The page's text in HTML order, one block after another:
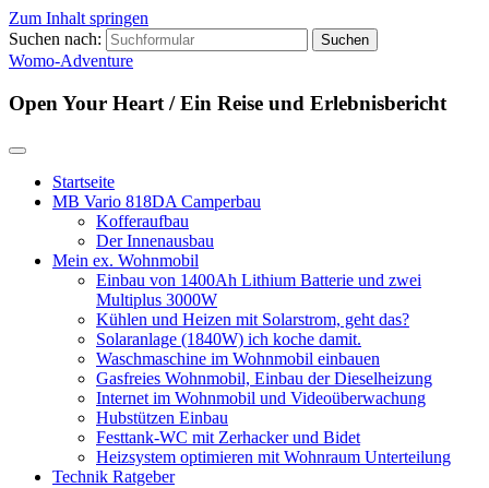
Zum Inhalt springen
Suchen nach:
Womo-Adventure
Open Your Heart / Ein Reise und Erlebnisbericht
Startseite
MB Vario 818DA Camperbau
Kofferaufbau
Der Innenausbau
Mein ex. Wohnmobil
Einbau von 1400Ah Lithium Batterie und zwei
Multiplus 3000W
Kühlen und Heizen mit Solarstrom, geht das?
Solaranlage (1840W) ich koche damit.
Waschmaschine im Wohnmobil einbauen
Gasfreies Wohnmobil, Einbau der Dieselheizung
Internet im Wohnmobil und Videoüberwachung
Hubstützen Einbau
Festtank-WC mit Zerhacker und Bidet
Heizsystem optimieren mit Wohnraum Unterteilung
Technik Ratgeber